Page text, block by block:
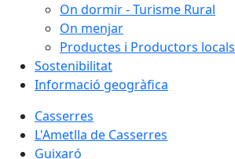
On dormir - Turisme Rural
On menjar
Productes i Productors locals
Sostenibilitat
Informació geogràfica
Casserres
L'Ametlla de Casserres
Guixaró